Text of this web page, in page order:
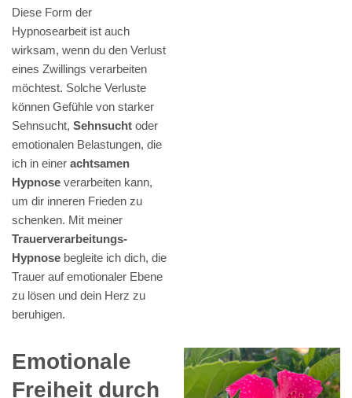
Diese Form der
Hypnosearbeit ist auch
wirksam, wenn du den Verlust
eines Zwillings verarbeiten
möchtest. Solche Verluste
können Gefühle von starker
Sehnsucht, Sehnsucht oder
emotionalen Belastungen, die
ich in einer achtsamen
Hypnose verarbeiten kann,
um dir inneren Frieden zu
schenken. Mit meiner
Trauerverarbeitungs-
Hypnose begleite ich dich, die
Trauer auf emotionaler Ebene
zu lösen und dein Herz zu
beruhigen.
Emotionale
Freiheit durch